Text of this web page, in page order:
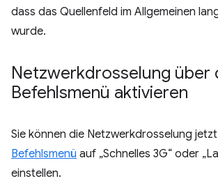
dass das Quellenfeld im Allgemeinen
wurde.
Netzwerkdrosselung über
Befehlsmenü aktivieren
Sie können die Netzwerkdrosselung
Befehlsmenü auf „Schnelles 3G“ oder
einstellen.